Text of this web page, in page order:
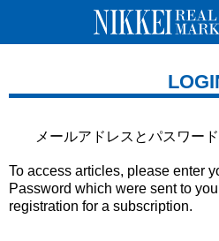
メールアドレスとパスワー
To access articles, please enter
Password which were sent to
registration for a subscription.